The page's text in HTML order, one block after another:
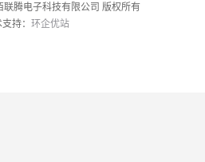
联腾电子科技有限公司 版权所有
持： 环企优站